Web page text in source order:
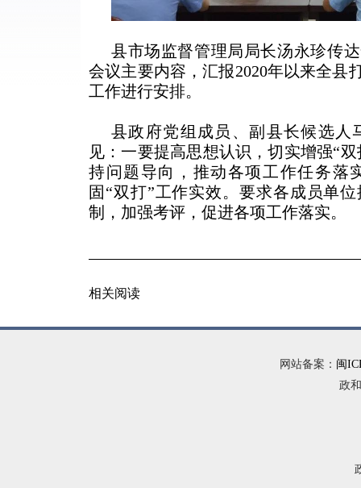
县市场监督管理局局长汤永珍传
会议主要内容，汇报2020年以来全县
工作进行安排。
县政府党组成员、副县长候选人
见：一要提高思想认识，切实增强“
持问题导向，推动各项工作任务落
固“双打”工作实效。要求各成员单
制，加强考评，促进各项工作落实。
相关阅读
网站备案： 闽
政